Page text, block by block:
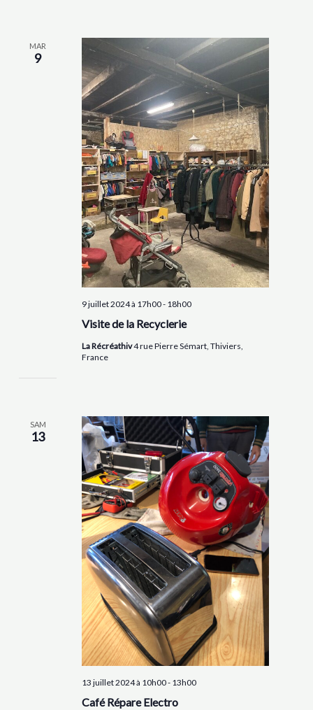
MAR
9
Visite de la Recyclerie
9 juillet 2024 à 17h00- 18h00
La Récréathiv4 rue Pierre Sémart, Thiviers,
France
SAM
13
Café Répare Electro
13 juillet 2024 à 10h00- 13h00